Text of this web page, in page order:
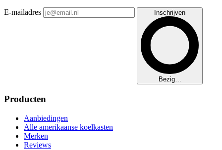
E-mailadres Inschrijven
Bezig…
Producten
Aanbiedingen
Alle amerikaanse koelkasten
Merken
Reviews